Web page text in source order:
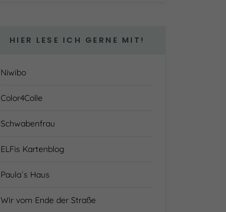
HIER LESE ICH GERNE MIT!
Niwibo
Color4Colle
Schwabenfrau
ELFis Kartenblog
Paula´s Haus
Wir vom Ende der Straße